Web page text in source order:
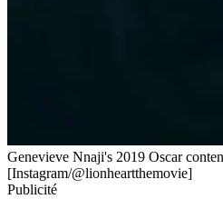
Genevieve Nnaji's 2019 Oscar
[Instagram/@lionheartthemovie]
Publicité